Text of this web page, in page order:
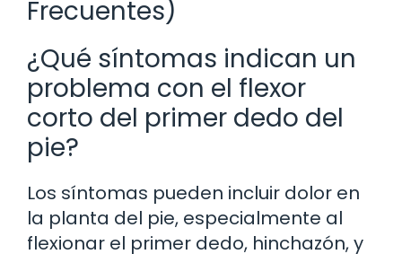
Frecuentes)
¿Qué síntomas indican un
problema con el flexor
corto del primer dedo del
pie?
Los síntomas pueden incluir dolor en
la planta del pie, especialmente al
flexionar el primer dedo, hinchazón, y